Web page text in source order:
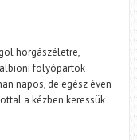
horgászéletre,
folyópartok
napos, de egész éven
a kézben keressük